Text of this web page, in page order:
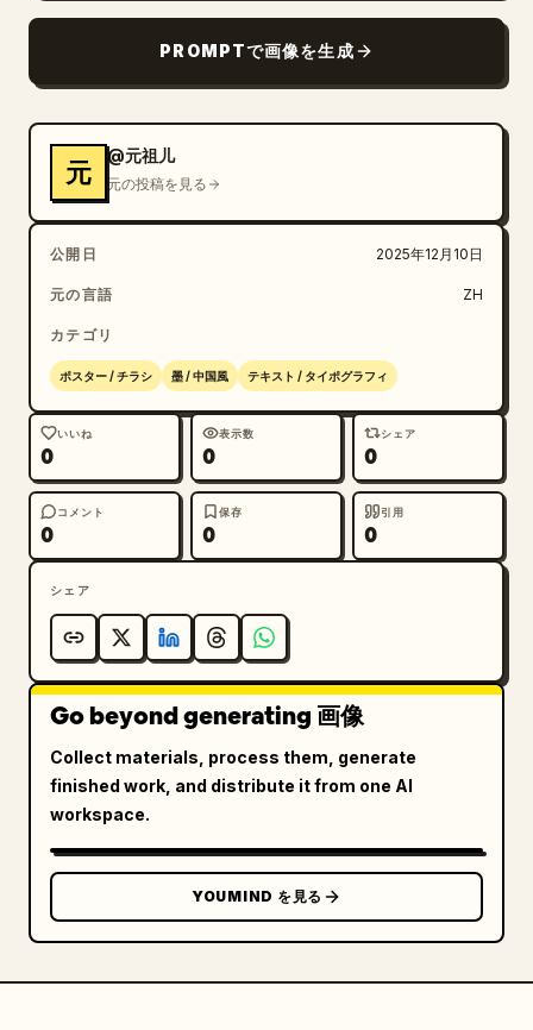
PROMPTで画像を生成
元
@元祖儿
元の投稿を見る
公開日 2025年12月10日
元の言語 ZH
カテゴリ
ポスター / チラシ 墨 / 中国風 テキスト / タイポグラフィ
いいね
0
表示数
0
シェア
0
コメント
0
保存
0
引用
0
シェア
Go beyond generating 画像
Collect materials, process them, generate
finished work, and distribute it from one AI
workspace.
YOUMIND を見る